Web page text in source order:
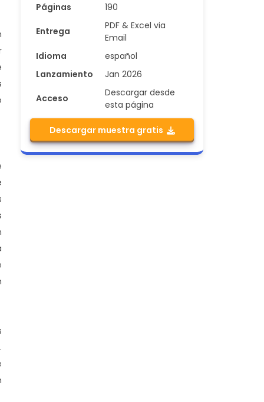
Páginas
190
Entrega
PDF & Excel via
Email
Idioma
español
Lanzamiento
Jan 2026
Acceso
Descargar desde
esta página
Descargar muestra gratis